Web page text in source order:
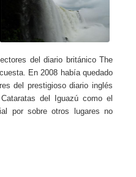
del diario británico The
En 2008 había quedado
del prestigioso diario inglés
del Iguazú como el
por sobre otros lugares no